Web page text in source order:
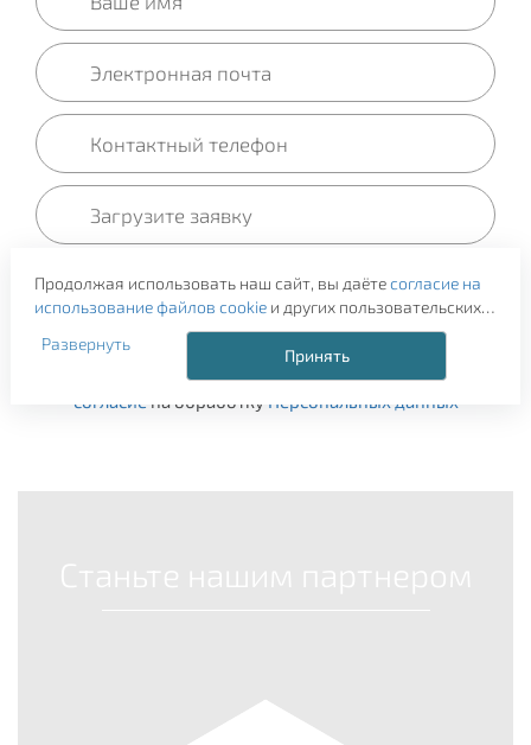
Нажимая на кнопку "Отправить заявку", я даю
согласие на обработку Персональных данных
Продолжая использовать наш сайт, вы даётесогласие на
использование файлов cookieи других пользовательских
данных (включая IP-адрес, сведения о местоположении,
устройстве, действиях на сайте и т. п.) для
функционирования сайта, проведения статистических
исследований, ретаргетинга и использования систем
Развернуть
Принять